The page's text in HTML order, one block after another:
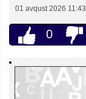
01 avqust 2026 11:43
0